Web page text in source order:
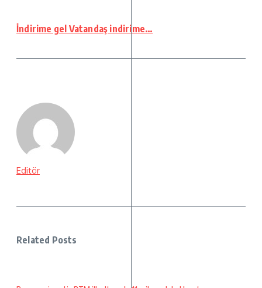
İndirime gel Vatandaş indirime…
Editör
Related Posts